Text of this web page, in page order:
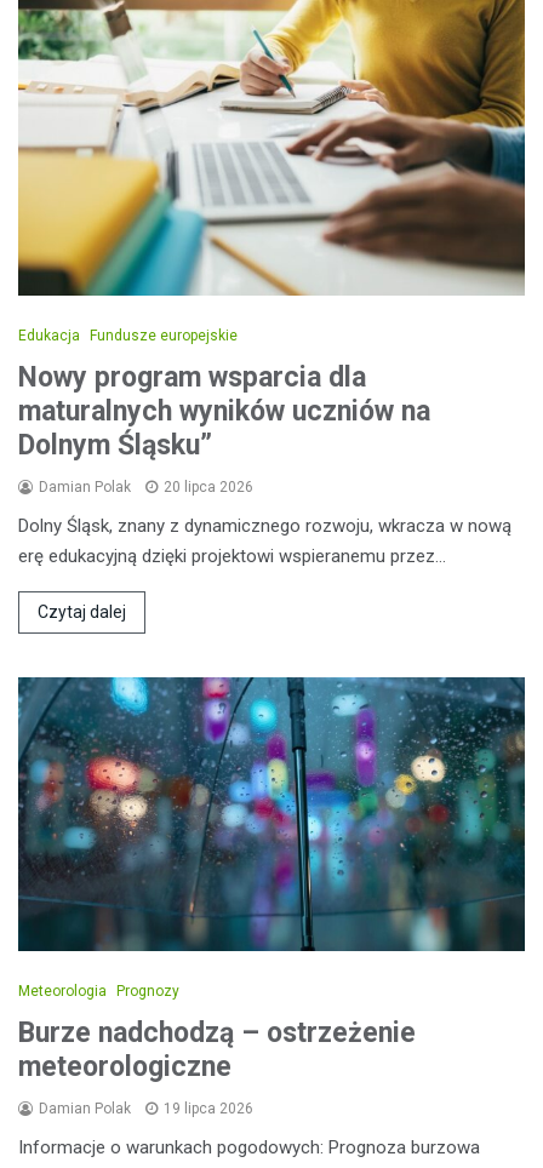
Edukacja Fundusze europejskie
Nowy program wsparcia dla
maturalnych wyników uczniów na
Dolnym Śląsku”
Damian Polak 20 lipca 2026
Dolny Śląsk, znany z dynamicznego rozwoju, wkracza w nową
erę edukacyjną dzięki projektowi wspieranemu przez…
Czytaj dalej
Meteorologia Prognozy
Burze nadchodzą – ostrzeżenie
meteorologiczne
Damian Polak 19 lipca 2026
Informacje o warunkach pogodowych: Prognoza burzowa